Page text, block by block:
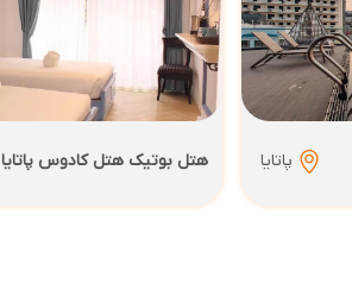
پاتایا هتل بوتیک هتل کادوس پاتایا